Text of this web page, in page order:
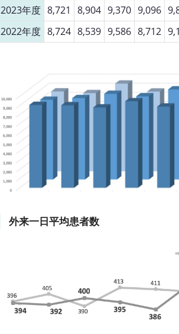
2023年度 8,721 8,904 9,370 9,096
2022年度 8,724 8,539 9,586 8,712
外来一日平均患者数